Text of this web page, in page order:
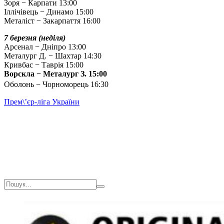
Зоря − Карпати 13:00
Іллічівець − Динамо 15:00
Металіст − Закарпаття 16:00
7 березня (неділя)
Арсенал − Дніпро 13:00
Металург Д. − Шахтар 14:30
Кривбас − Таврія 15:00
Ворскла − Металург З. 15:00
Оболонь − Чорноморець 16:30
Прем\’єр-ліга України